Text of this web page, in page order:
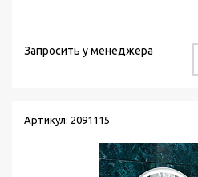
Запросить у менеджера
Артикул: 2091115